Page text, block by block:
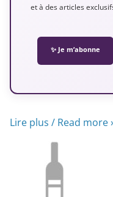
et à des articles
✨ Je m’abonne
Lire plus / Read more